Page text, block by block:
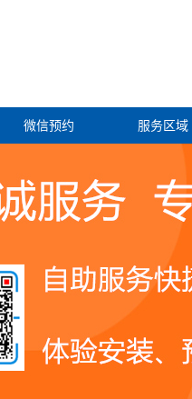
微信预约 服务区域